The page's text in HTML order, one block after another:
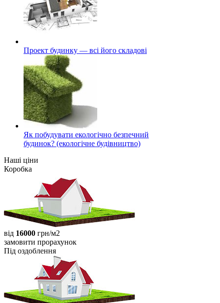
Проект будинку — всі його складові
Як побудувати екологічно безпечний
будинок? (екологічне будівництво)
Наші ціни
Коробка
від 16000 грн/м2
замовити прорахунок
Під оздоблення